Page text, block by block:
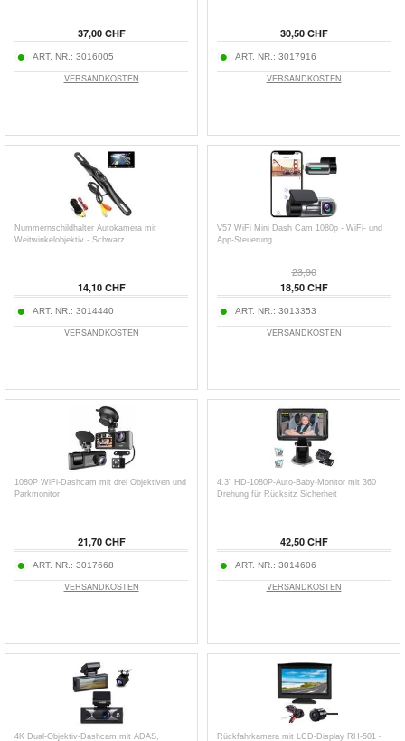
37,00 CHF
ART. NR.: 3016005
VERSANDKOSTEN
30,50 CHF
ART. NR.: 3017916
VERSANDKOSTEN
Nummernschildhalter Autokamera mit
Weitwinkelobjektiv - Schwarz
14,10 CHF
ART. NR.: 3014440
VERSANDKOSTEN
V57 WiFi Mini Dash Cam 1080p - WiFi- und
App-Steuerung
23,90
18,50 CHF
ART. NR.: 3013353
VERSANDKOSTEN
1080P WiFi-Dashcam mit drei Objektiven und
Parkmonitor
21,70 CHF
ART. NR.: 3017668
VERSANDKOSTEN
4.3" HD-1080P-Auto-Baby-Monitor mit 360
Drehung für Rücksitz Sicherheit
42,50 CHF
ART. NR.: 3014606
VERSANDKOSTEN
4K Dual-Objektiv-Dashcam mit ADAS,
Rückfahrkamera mit LCD-Display RH-501 -